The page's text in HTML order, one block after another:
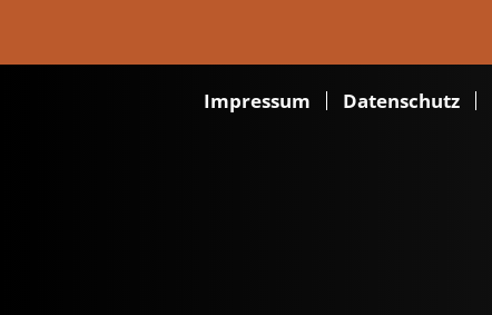
Impressum Datenschutz